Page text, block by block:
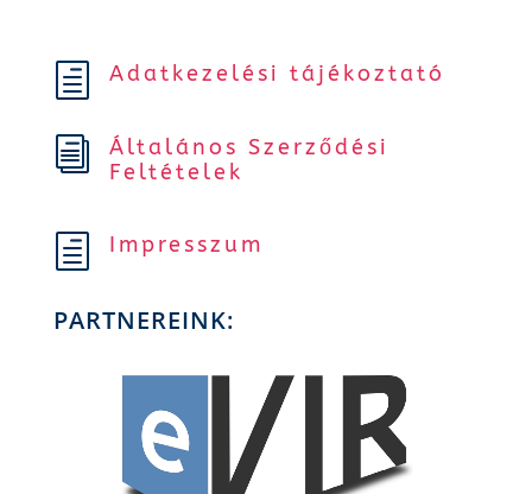
h Adatkezelési tájékoztató
i
Általános Szerződési
Feltételek
h Impresszum
PARTNEREINK: